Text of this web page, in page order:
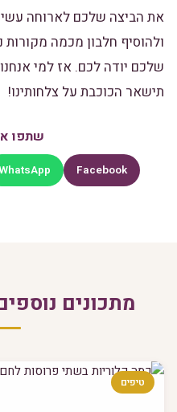
את הביצה שלכם לארוחה
ולהוסיף חלבון מכמה מקורות
שלכם יודה לכם. אז למי
תישאר הכוכבת על צלחותינו!
שתפו
Facebook
מתכונים
טיפים